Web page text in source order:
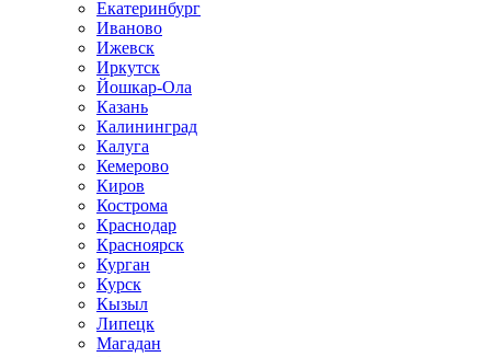
Екатеринбург
Иваново
Ижевск
Иркутск
Йошкар-Ола
Казань
Калининград
Калуга
Кемерово
Киров
Кострома
Краснодар
Красноярск
Курган
Курск
Кызыл
Липецк
Магадан